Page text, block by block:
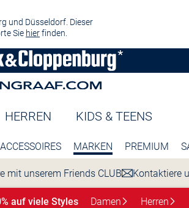
und Düsseldorf. Dieser
Sie hierfinden.
HERREN KIDS & TEENS
ACCESSOIRES MARKEN PREMIUM
mit unserem Friends CLUB Kontaktiere
auf viele Styles Damen Herren